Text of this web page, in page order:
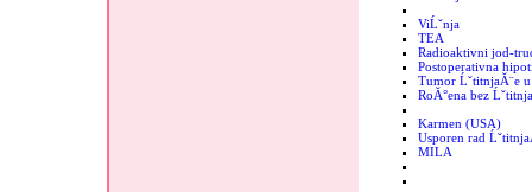
ViĹˇnja
TEA
Radioaktivni jod-
Postoperativna
Tumor ĹˇtitnjaĂ¨e
RoĂ°ena bez
Karmen (USA)
Usporen rad
MILA